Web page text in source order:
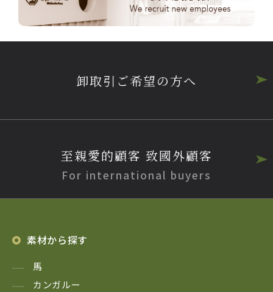
卸取引ご希望の方へ
至親愛的顧客 致國外顧客
For international buyers
素材から探す
馬
カンガルー